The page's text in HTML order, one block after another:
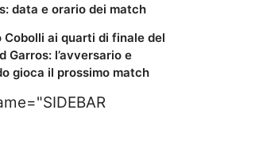
data e orario dei match
Cobolli ai quarti di finale del
Garros: l’avversario e
gioca il prossimo match